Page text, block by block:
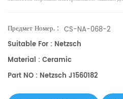
Предмет Номер. : CS-NA-068-2
Suitable For : Netzsch
Material : Ceramic
Part NO : Netzsch J1560182